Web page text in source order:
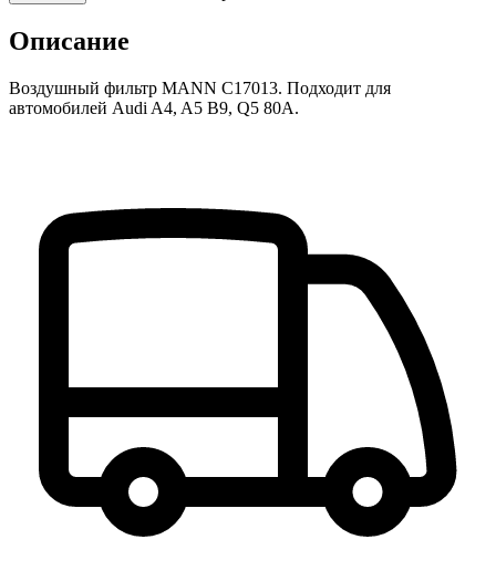
Описание
Воздушный фильтр MANN C17013. Подходит для
автомобилей Audi A4, A5 B9, Q5 80A.